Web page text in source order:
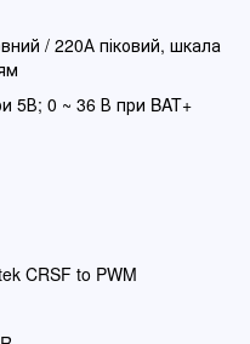
/ 220А піковий, шкала
5В; 0 ~ 36 В при BAT+
CRSF to PWM